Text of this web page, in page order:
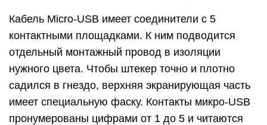
Кабель Micro-USB имеет соединители с 5
контактными площадками. К ним подводится
отдельный монтажный провод в изоляции
нужного цвета. Чтобы штекер точно и плотно
садился в гнездо, верхняя экранирующая часть
имеет специальную фаску. Контакты микро-USB
пронумерованы цифрами от 1 до 5 и читаются